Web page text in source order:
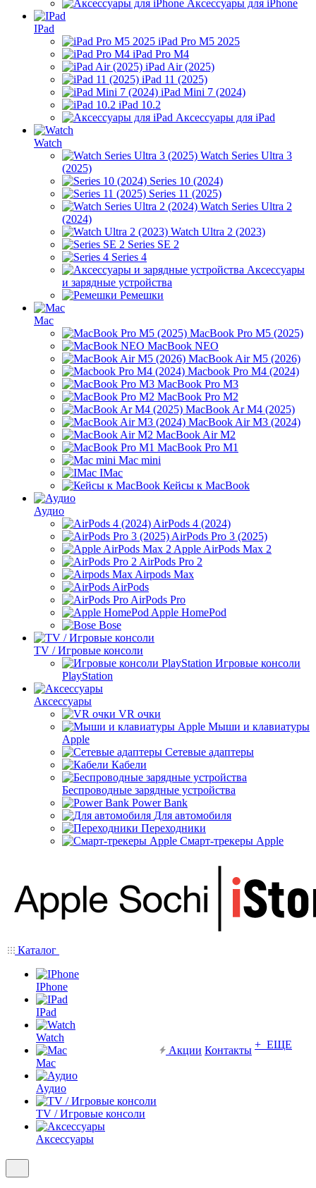
Аксессуары для iPhone
IPad
iPad Pro M5 2025
iPad Pro M4
iPad Air (2025)
iPad 11 (2025)
iPad Mini 7 (2024)
iPad 10.2
Аксессуары для iPad
Watch
Watch Series Ultra 3
(2025)
Series 10 (2024)
Series 11 (2025)
Watch Series Ultra 2
(2024)
Watch Ultra 2 (2023)
Series SE 2
Series 4
Аксессуары
и зарядные устройства
Ремешки
Mac
MacBook Pro M5 (2025)
MacBook NEO
MacBook Air M5 (2026)
Macbook Pro M4 (2024)
MacBook Pro M3
MacBook Pro M2
MacBook Ar M4 (2025)
MacBook Air M3 (2024)
MacBook Air M2
MacBook Pro M1
Mac mini
IMac
Кейсы к MacBook
Аудио
AirPods 4 (2024)
AirPods Pro 3 (2025)
Apple AirPods Max 2
AirPods Pro 2
Airpods Max
AirPods
AirPods Pro
Apple HomePod
Bose
TV / Игровые консоли
Игровые консоли
PlayStation
Аксессуары
VR очки
Мыши и клавиатуры
Apple
Сетевые адаптеры
Кабели
Беспроводные зарядные устройства
Power Bank
Для автомобиля
Переходники
Смарт-трекеры Apple
Каталог
IPhone
IPad
Watch
Mac
Аудио
TV / Игровые консоли
Аксессуары
Акции Контакты + ЕЩЕ